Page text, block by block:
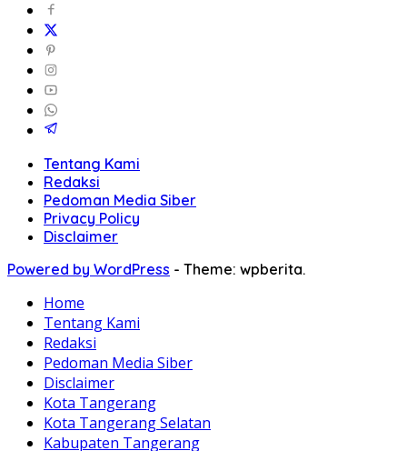
Tentang Kami
Redaksi
Pedoman Media Siber
Privacy Policy
Disclaimer
Powered by WordPress - Theme: wpberita.
Home
Tentang Kami
Redaksi
Pedoman Media Siber
Disclaimer
Kota Tangerang
Kota Tangerang Selatan
Kabupaten Tangerang